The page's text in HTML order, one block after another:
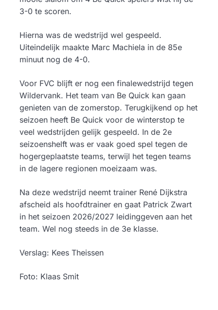
3-0 te scoren.
Hierna was de wedstrijd wel gespeeld.
Uiteindelijk maakte Marc Machiela in de 85e
minuut nog de 4-0.
Voor FVC blijft er nog een finalewedstrijd tegen
Wildervank. Het team van Be Quick kan gaan
genieten van de zomerstop. Terugkijkend op het
seizoen heeft Be Quick voor de winterstop te
veel wedstrijden gelijk gespeeld. In de 2e
seizoenshelft was er vaak goed spel tegen de
hogergeplaatste teams, terwijl het tegen teams
in de lagere regionen moeizaam was.
Na deze wedstrijd neemt trainer René Dijkstra
afscheid als hoofdtrainer en gaat Patrick Zwart
in het seizoen 2026/2027 leidinggeven aan het
team. Wel nog steeds in de 3e klasse.
Verslag: Kees Theissen
Foto: Klaas Smit